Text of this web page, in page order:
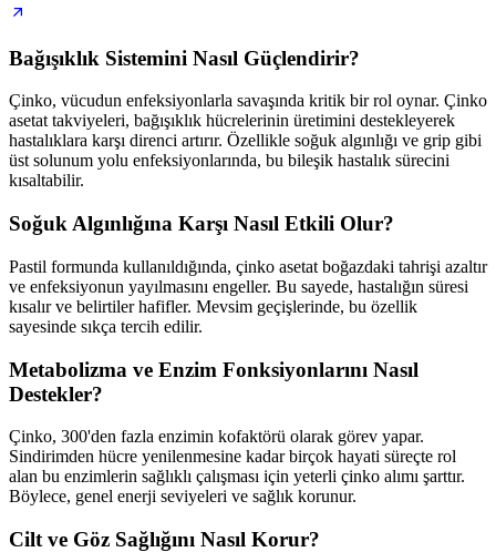
Bağışıklık Sistemini Nasıl Güçlendirir?
Çinko, vücudun enfeksiyonlarla savaşında kritik bir rol oynar. Çinko
asetat takviyeleri, bağışıklık hücrelerinin üretimini destekleyerek
hastalıklara karşı direnci artırır. Özellikle soğuk algınlığı ve grip gibi
üst solunum yolu enfeksiyonlarında, bu bileşik hastalık sürecini
kısaltabilir.
Soğuk Algınlığına Karşı Nasıl Etkili Olur?
Pastil formunda kullanıldığında, çinko asetat boğazdaki tahrişi azaltır
ve enfeksiyonun yayılmasını engeller. Bu sayede, hastalığın süresi
kısalır ve belirtiler hafifler. Mevsim geçişlerinde, bu özellik
sayesinde sıkça tercih edilir.
Metabolizma ve Enzim Fonksiyonlarını Nasıl
Destekler?
Çinko, 300'den fazla enzimin kofaktörü olarak görev yapar.
Sindirimden hücre yenilenmesine kadar birçok hayati süreçte rol
alan bu enzimlerin sağlıklı çalışması için yeterli çinko alımı şarttır.
Böylece, genel enerji seviyeleri ve sağlık korunur.
Cilt ve Göz Sağlığını Nasıl Korur?